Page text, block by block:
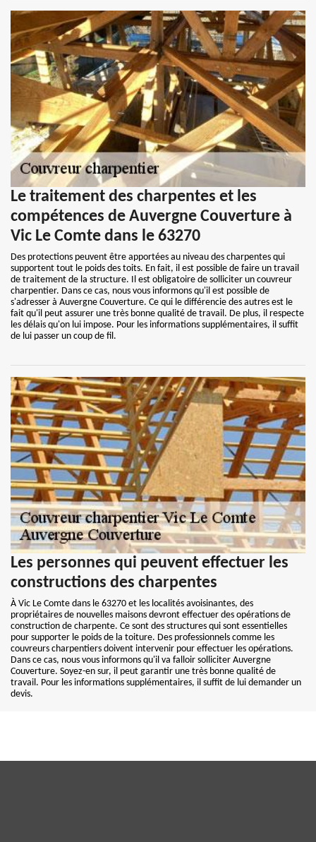
Le traitement des charpentes et les
compétences de Auvergne Couverture à
Vic Le Comte dans le 63270
Des protections peuvent être apportées au niveau des charpentes qui
supportent tout le poids des toits. En fait, il est possible de faire un travail
de traitement de la structure. Il est obligatoire de solliciter un couvreur
charpentier. Dans ce cas, nous vous informons qu'il est possible de
s'adresser à Auvergne Couverture. Ce qui le différencie des autres est le
fait qu'il peut assurer une très bonne qualité de travail. De plus, il respecte
les délais qu'on lui impose. Pour les informations supplémentaires, il suffit
de lui passer un coup de fil.
Les personnes qui peuvent effectuer les
constructions des charpentes
À Vic Le Comte dans le 63270 et les localités avoisinantes, des
propriétaires de nouvelles maisons devront effectuer des opérations de
construction de charpente. Ce sont des structures qui sont essentielles
pour supporter le poids de la toiture. Des professionnels comme les
couvreurs charpentiers doivent intervenir pour effectuer les opérations.
Dans ce cas, nous vous informons qu'il va falloir solliciter Auvergne
Couverture. Soyez-en sur, il peut garantir une très bonne qualité de
travail. Pour les informations supplémentaires, il suffit de lui demander un
devis.